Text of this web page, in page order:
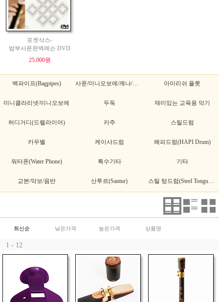
포켓삭스-
밤부사푼완벽레슨 DVD
25,000원
백파이프(Bagpipes) 사푼/미니오보에/께나/께나초 아이리쉬 플릇
미니클라리넷/미니오보에 두둑 재미있는 교육용 악기
허디거디(드렐라이어) 카주 스틸드럼
카우벨 케이샤드럼 해피드럼(HAPI Drum)
워터폰(Water Phone) 특수기타 기타
교본/악보/음반 산투르(Santur)
최신순 낮은가격 높은가격 상품명
1 - 12